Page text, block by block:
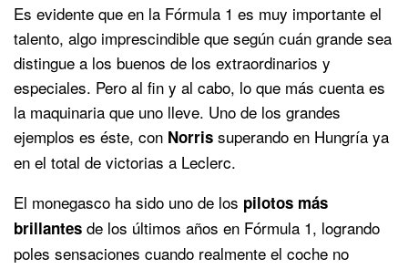
Es evidente que en la Fórmula 1 es muy importante el
talento, algo imprescindible que según cuán grande sea
distingue a los buenos de los extraordinarios y
especiales. Pero al fin y al cabo, lo que más cuenta es
la maquinaria que uno lleve. Uno de los grandes
ejemplos es éste, con Norris superando en Hungría ya
en el total de victorias a Leclerc.
El monegasco ha sido uno de los pilotos más
brillantes de los últimos años en Fórmula 1, logrando
poles sensaciones cuando realmente el coche no